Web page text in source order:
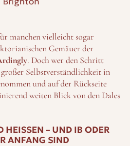
manchen vielleicht sogar
Gemäuer der
. Doch wer den Schritt
Selbstverständlichkeit in
und auf der Rückseite
weiten Blick von den Dales
– UND IB ODER A
ANFANG SIND